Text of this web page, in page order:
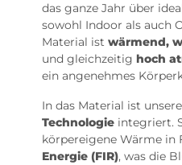
das ganze Jahr über
sowohl Indoor als auch
Material ist wärmend,
und gleichzeitig hoch
ein angenehmes
In das Material ist
Technologie integriert.
körpereigene Wärme in
Energie (FIR), was die